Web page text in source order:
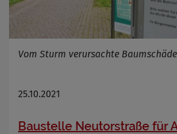
Vom Sturm verursachte
25.10.2021
Baustelle Neutorstraße für
Infos schließen